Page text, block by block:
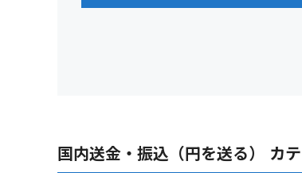
国内送金・振込（円を送る） カ